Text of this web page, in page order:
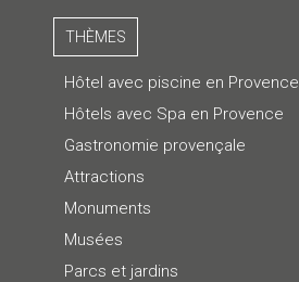
THÈMES
Hôtel avec piscine en Provence
Hôtels avec Spa en Provence
Gastronomie provençale
Attractions
Monuments
Musées
Parcs et jardins